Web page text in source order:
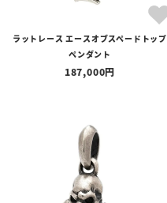
ラットレース エースオブスペードトップ
ペンダント
187,000